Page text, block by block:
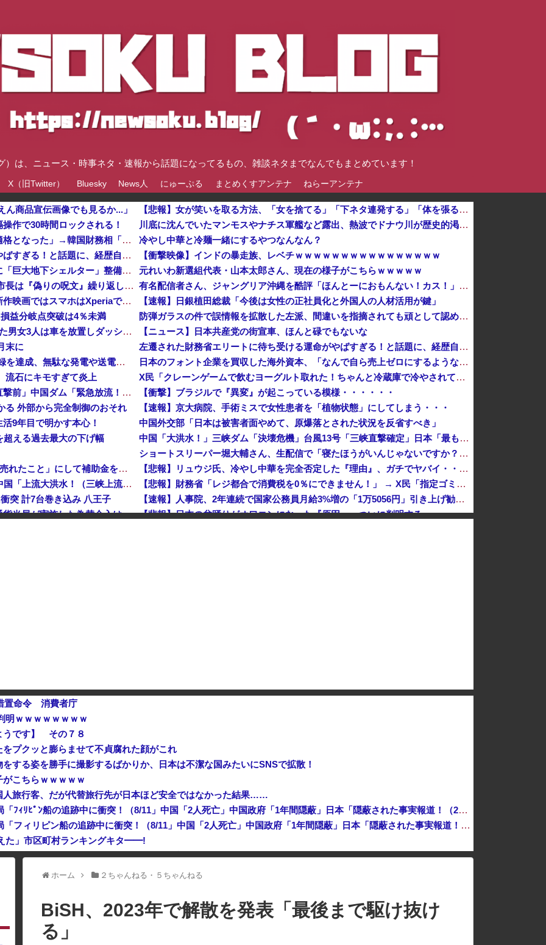
は、ニュース・時事ネタ・速報から話題になってるもの、雑談ネタまでなんでもまとめています！
X（旧Twitter） Bluesky News人 にゅーぷる まとめくすアンテナ ねらーアンテナ
商品宣伝画像でも見るか...」
作で30時間ロックされる！
ブルームバーグ「韓国株式市場はすでに投資不適格となった」→韓国財務相「韓国経済は絶好調！ 韓国市場は安泰!!」……まあ、うん。国外からどう認識されているのかって問題だから……さ
左遷された財務省エリートに待ち受ける運命がやばすぎる！と話題に、経歴自体はとんでもないものだが……
【速報】都知事、東京駅近くの都八重洲駐車場に「巨大地下シェルター」整備を正式表明他
【平和宣言を非難】 ロシア外務省報道官「広島市長は『偽りの呪文』繰り返している」
【悲報】ソニーの大スター、スパイダーマン 新作映画ではスマホはXperiaではなくGalaxyを使用
益分岐点突破は4％未満
【鹿児島】 突然右折し路面電車と衝突 乗っていた男女3人は車を放置しダッシュで逃走中
末に
日産e-power、無給油で1980km走行しギネス記録を達成、無駄な発電や送電ロスなくEVよりエコを証明
流石にキモすぎて炎上
中国「大洪水！」三峡ダム「大雨で増水（台風直撃前」中国ダム「緊急放流！」中国鉄道「列車が走行中に流される」中国避難所「支援物資は有料です」謎の勢力「え」→
る 外部から完全制御のおそれ
9年目で明かす本心！
超える過去最大の下げ幅
中国、止められないEV製造 売れず在庫山積み「売れたこと」にして補助金を騙し取る事案を思いつきが横行
中国「台風接近！」台風13号「三峡直撃予測」中国「上流大洪水！（三峡上流」中国都市「8/5の映像（動画」三峡ダム「緊急放流（決壊危機」中国「下流大水害（震え声」→
突 計7台巻き込み 八王子
岸田文雄元首相「円安を阻止するために日米の通貨当局が実施した為替介入は一時しのぎに過ぎない」
【悲報】女が笑いを取る方法、「女を捨てる」「下ネタ連発する」「体を張る」しかないｗｗｗｗｗ他
川底に沈んでいたマンモスやナチス軍艦など露出、熱波でドナウ川が歴史的渇水！
冷やし中華と冷麺一緒にするやつなんなん？
【衝撃映像】インドの暴走族、レベチｗｗｗｗｗｗｗｗｗｗｗｗｗｗｗｗ
元れいわ新選組代表・山本太郎さん、現在の様子がこちらｗｗｗｗｗ
有名配信者さん、ジャングリア沖縄を酷評「ほんとーにおもんない！カス！」→炎上→逆に配信でブチギレ反論！絶叫しながら熱弁「誰かが声を上げないといけ...
【速報】日銀植田総裁「今後は女性の正社員化と外国人の人材活用が鍵」
防弾ガラスの件で誤情報を拡散した左派、間違いを指摘されても頑として認めなかった結果……
【ニュース】日本共産党の街宣車、ほんと碌でもないな
左遷された財務省エリートに待ち受ける運命がやばすぎる！と話題に、経歴自体はとんでもないものだが……
日本のフォント企業を買収した海外資本、「なんで自ら売上ゼロにするようなことするの」とドン引きするような方針転換を……
X民「クレーンゲームで飲むヨーグルト取れた！ちゃんと冷蔵庫で冷やされてたし問題ないよねｗ」ｸﾞﾋﾞｯ→結果ｗｗｗｗｗｗｗ
【衝撃】ブラジルで『異変』が起こっている模様・・・・・・
【速報】京大病院、手術ミスで女性患者を「植物状態」にしてしまう・・・
中国外交部「日本は被害者面やめて、原爆落とされた状況を反省すべき」
中国「大洪水！」三峡ダム「決壊危機」台風13号「三峡直撃確定」日本「最も強い勢力で接近！（伊勢湾台風級」台風13号と15号「中国本土でぶつかり合...
ショートスリーパー堀大輔さん、生配信で「寝たほうがいんじゃないですか？」というコメントにブチギレ！ガチで怖すぎると話題に・・・
【悲報】リュウジ氏、冷やし中華を完全否定した『理由』、ガチでヤバイ・・・・・・
【悲報】財務省「レジ都合で消費税を0％にできません！」 → X民「指定ゴミ袋を買ってレシート見たら消費税はゼロになるんだけど？」ｗｗｗｗｗｗｗｗ...
【速報】人事院、2年連続で国家公務員月給3%増の「1万5056円」引き上げ勧告 2年で6%超え
【悲報】日本の盆踊りがオワコンになった『原因』、ついに判明する・・・・・
置命令 消費者庁
明ｗｗｗｗｗｗｗｗ
うです】 その７８
プクッと膨らませて不貞腐れた顔がこれ
する姿を勝手に撮影するばかりか、日本は不潔な国みたいにSNSで拡散！
こちらｗｗｗｗｗ
人旅行客、だが代替旅行先が日本ほど安全ではなかった結果……
中国「衝突事故！（2025年」中国軍と中国海警局「ﾌｨﾘﾋﾟﾝ船の追跡中に衝突！（8/11」中国「2人死亡」中国政府「1年間隠蔽」日本「隠蔽された事実報道！（2026年」→
中国「衝突事故！（2025年」中国軍と中国海警局「フィリピン船の追跡中に衝突！（8/11」中国「2人死亡」中国政府「1年間隠蔽」日本「隠蔽された事実報道！（2026年」→
た」市区町村ランキングキタ━━!
」は終わった？＝ネット「中国より100倍いい」
している場合、一部のコンテンツが表示されなくなったり、サイト全体のレイアウトが崩れたりする場合があります。
ホーム ２ちゃんねる・５ちゃんねる
BiSH、2023年で解散を発表「最後まで駆け抜け
る」